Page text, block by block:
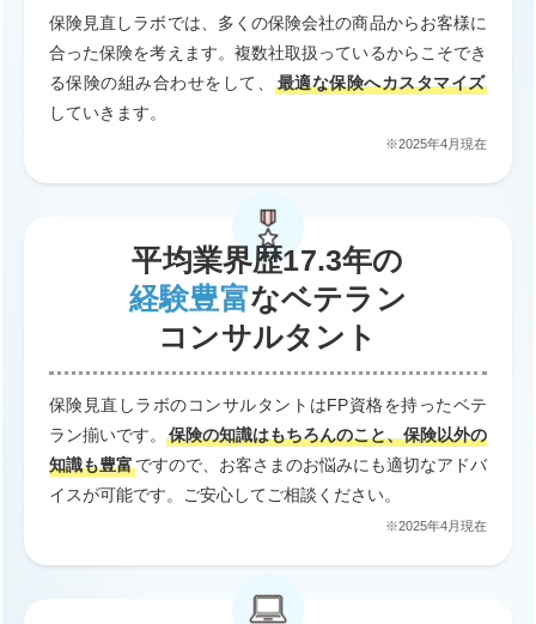
保険見直しラボでは、多くの保険会社の商品からお客様に
合った保険を考えます。複数社取扱っているからこそでき
る保険の組み合わせをして、
最適な保険へカスタマイズ
していきます。
※2025年4月現在
平均業界歴17.3年の
経験豊富なベテラン
コンサルタント
保険見直しラボのコンサルタントはFP資格を持ったベテ
ラン揃いです。
保険の知識はもちろんのこと、保険以外の
知識も豊富ですので、お客さまのお悩みにも適切なアドバ
イスが可能です。ご安心してご相談ください。
※2025年4月現在